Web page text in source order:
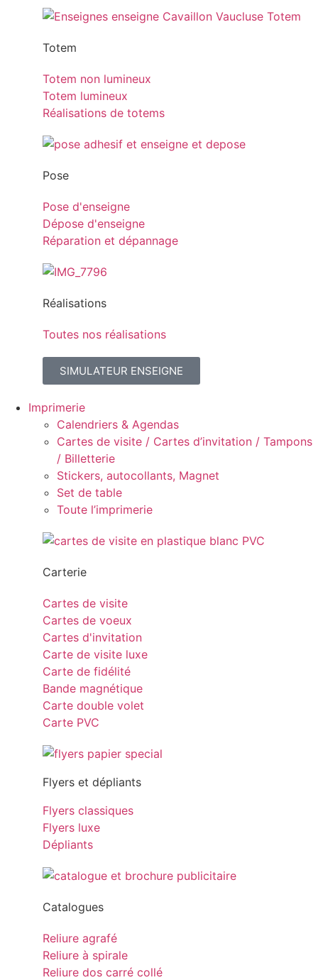
Totem
Totem non lumineux
Totem lumineux
Réalisations de totems
Pose
Pose d'enseigne
Dépose d'enseigne
Réparation et dépannage
Réalisations
Toutes nos réalisations
SIMULATEUR ENSEIGNE
Imprimerie
Calendriers & Agendas
Cartes de visite / Cartes d’invitation / Tampons
/ Billetterie
Stickers, autocollants, Magnet
Set de table
Toute l’imprimerie
Carterie
Cartes de visite
Cartes de voeux
Cartes d'invitation
Carte de visite luxe
Carte de fidélité
Bande magnétique
Carte double volet
Carte PVC
Flyers et dépliants
Flyers classiques
Flyers luxe
Dépliants
Catalogues
Reliure agrafé
Reliure à spirale
Reliure dos carré collé